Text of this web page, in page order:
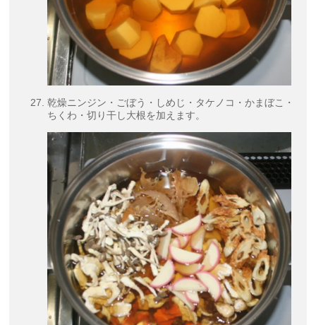
乾燥ニンジン・ごぼう・しめじ・タケノコ・かまぼこ・
ちくわ・切り干し大根を加えます。